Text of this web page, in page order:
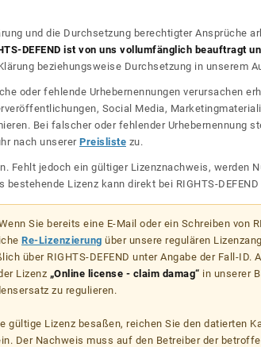
und die Durchsetzung berechtigter Ansprüche
DEFEND ist von uns vollumfänglich beauftragt
beziehungsweise Durchsetzung in unserem
oder fehlende Urhebernennungen verursachen
Social Media,
Bei falscher oder fehlender Urhebernennung
nach unserer Preisliste zu.
Fehlt jedoch ein gültiger Lizenznachweis, werden
Lizenz kann direkt bei RIGHTS-
Sie bereits eine E-Mail oder ein Schreiben von
Re-Lizenzierung über unsere regulären
über RIGHTS-DEFEND unter Angabe der Fall-ID.
Lizenz „Online license - claim damag“ in unserer
zu regulieren.
gültige Lizenz besaßen, reichen Sie den datierten
Der Nachweis muss auf den Betreiber der